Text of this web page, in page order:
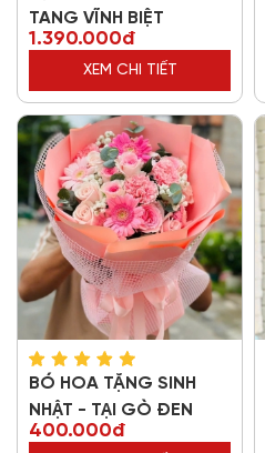
TANG VĨNH BIỆT
1.390.000đ
XEM CHI TIẾT
BÓ HOA TẶNG SINH
NHẬT - TẠI GÒ ĐEN
400.000đ